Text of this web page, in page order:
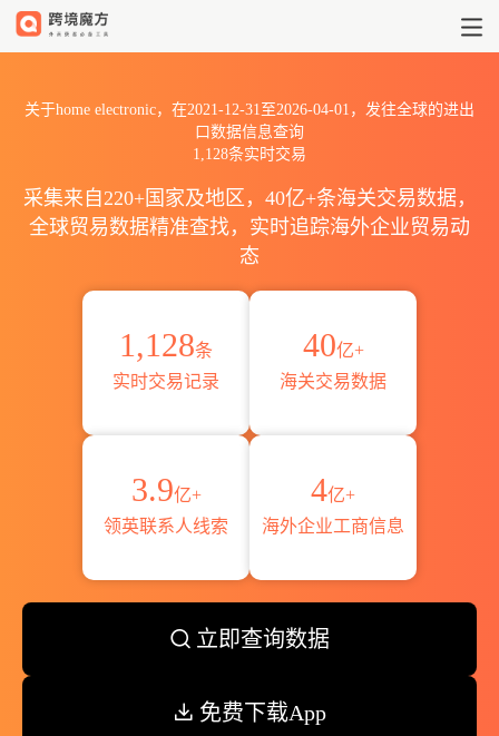
关于home electronic，在2021-12-31至2026-04-01，发往全球的进出
口数据信息查询
1,128条实时交易
采集来自220+国家及地区，40亿+条海关交易数据，
全球贸易数据精准查找，实时追踪海外企业贸易动
态
1,128条
实时交易记录
40亿+
海关交易数据
3.9亿+
领英联系人线索
4亿+
海外企业工商信息
立即查询数据
免费下载App